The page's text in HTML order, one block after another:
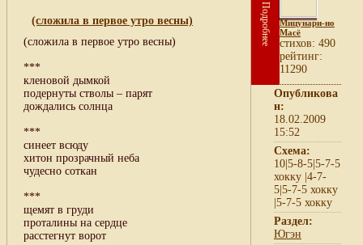
(сложила в первое утро весны)
(сложила в первое утро весны)
***
кленовой дымкой
подернуты стволы – парят
дождались солнца
***
синеет всюду
хитон прозрачный неба
чудесно соткан
***
щемят в груди
проталины на сердце
расстегнут ворот
Подробнее
Мицунари-но
Масё
cтихов: 490
рейтинг:
11290
Опубликова
н:
18.02.2009
15:52
Схема:
10|5-8-5|5-7-5
хокку |4-7-
5|5-7-5 хокку
|5-7-5 хокку
Раздел:
Югэн